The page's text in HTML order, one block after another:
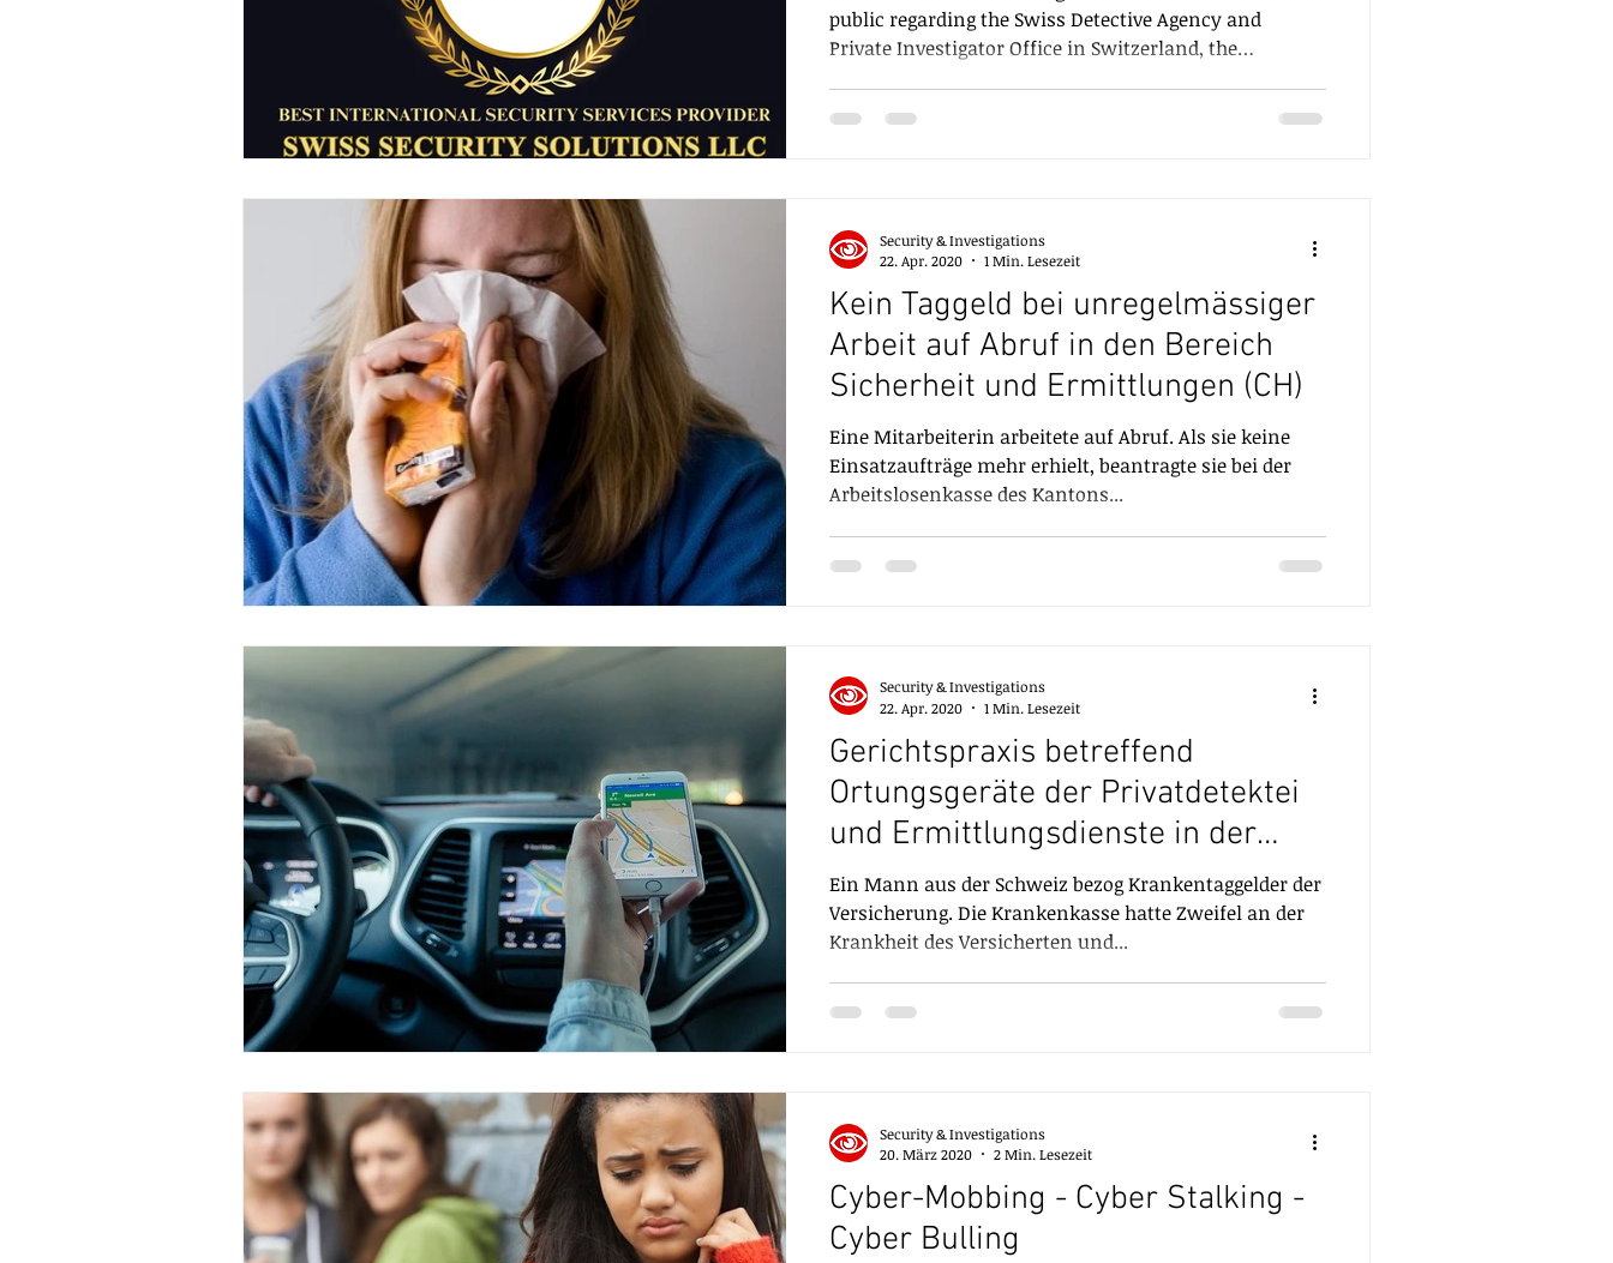
public regarding the Swiss Detective Agency and
Private Investigator Office in Switzerland, the
enforcement to the private sector. Our Committee has
Commercial Investigations Corporate f
Kein Taggeld bei unregelmässiger
Arbeit auf Abruf in den Bereich
Sicherheit und Ermittlungen (CH)
Eine Mitarbeiterin arbeitete auf Abruf. Als sie keine
Einsatzaufträge mehr erhielt, beantragte sie bei der
Arbeitslosenkasse des Kantons...
Security & Investigations
22. Apr. 2020
1 Min. Lesezeit
Gerichtspraxis betreffend
Ortungsgeräte der Privatdetektei
und Ermittlungsdienste in der
Schweiz
Ein Mann aus der Schweiz bezog Krankentaggelder der
Versicherung. Die Krankenkasse hatte Zweifel an der
Krankheit des Versicherten und...
Security & Investigations
22. Apr. 2020
1 Min. Lesezeit
Cyber-Mobbing - Cyber Stalking -
Cyber Bulling
Security & Investigations
20. März 2020
2 Min. Lesezeit